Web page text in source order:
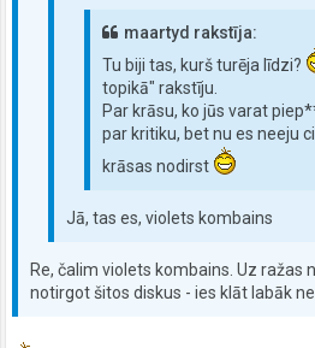
maartyd rakstīja:
Tu biji tas, kurš turēja līdzi?
topikā" rakstīju.
Par krāsu, ko jūs varat
par kritiku, bet nu es neeju
krāsas nodirst
Jā, tas es, violets kombains
Re, čalim violets kombains. Uz ražas
notirgot šitos diskus - ies klāt labāk